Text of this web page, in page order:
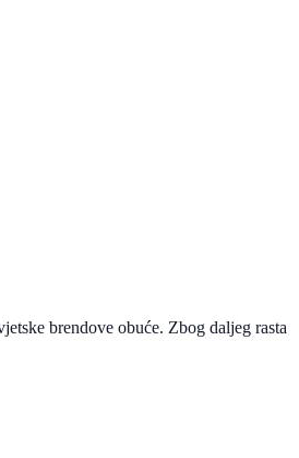
brendove obuće. Zbog daljeg rasta